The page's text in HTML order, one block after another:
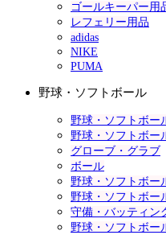
ゴールキーパー用
レフェリー用品
adidas
NIKE
PUMA
野球・ソフトボール
野球・ソフトボー
野球・ソフトボー
グローブ・グラブ
ボール
野球・ソフトボー
野球・ソフトボー
守備・バッティン
野球・ソフトボー